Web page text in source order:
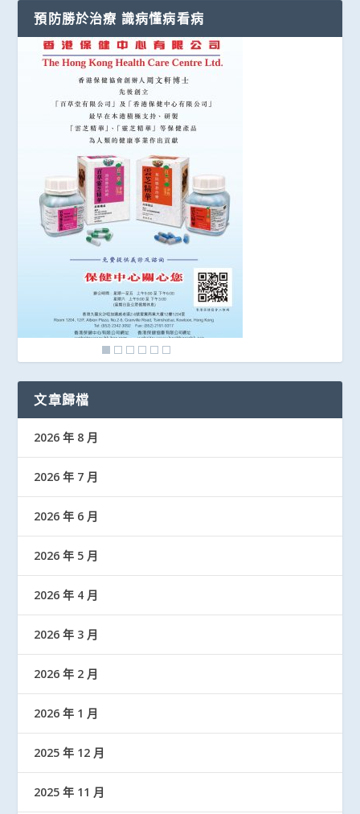
預防勝於治療 識病懂病看病
文章歸檔
2026 年 8 月
2026 年 7 月
2026 年 6 月
2026 年 5 月
2026 年 4 月
2026 年 3 月
2026 年 2 月
2026 年 1 月
2025 年 12 月
2025 年 11 月